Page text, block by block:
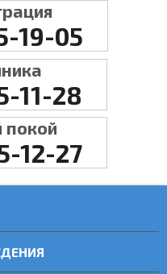
19-05
11-28
12-27